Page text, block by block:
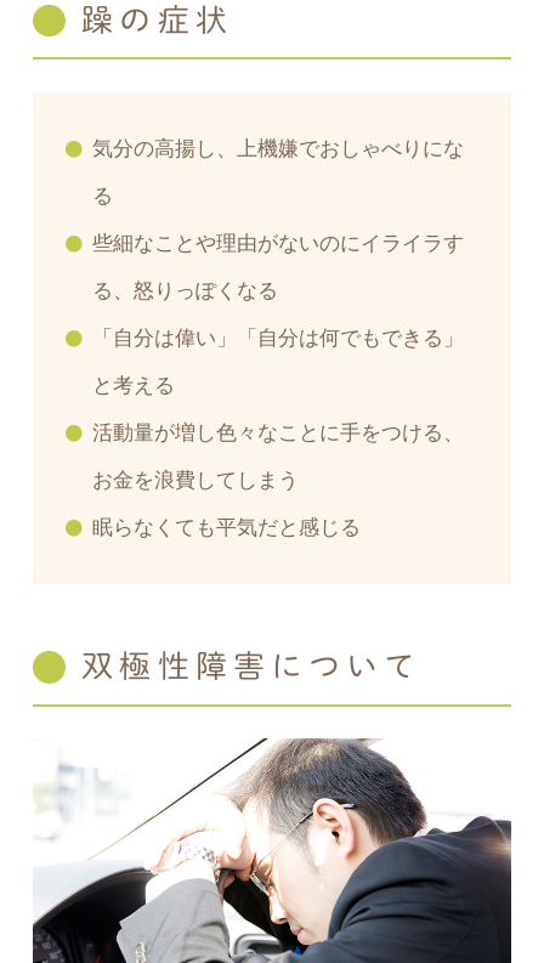
躁の症状
気分の高揚し、上機嫌でおしゃべりにな
る
些細なことや理由がないのにイライラす
る、怒りっぽくなる
「自分は偉い」「自分は何でもできる」
と考える
活動量が増し色々なことに手をつける、
お金を浪費してしまう
眠らなくても平気だと感じる
双極性障害について